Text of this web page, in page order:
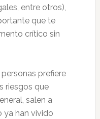
entre otros),
que te
crítico sin
prefiere
riesgos que
salen a
ya han vivido